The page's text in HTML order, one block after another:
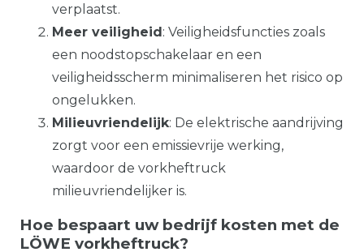
verplaatst.
Meer veiligheid: Veiligheidsfuncties zoals
een noodstopschakelaar en een
veiligheidsscherm minimaliseren het risico op
ongelukken.
Milieuvriendelijk: De elektrische aandrijving
zorgt voor een emissievrije werking,
waardoor de vorkheftruck
milieuvriendelijker is.
Hoe bespaart uw bedrijf kosten met de
LÖWE vorkheftruck?